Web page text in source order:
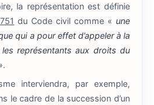
la représentation est définie
du Code civil comme « une
qui a pour effet d’appeler à la
représentants aux droits du
interviendra, par exemple,
le cadre de la succession d’un